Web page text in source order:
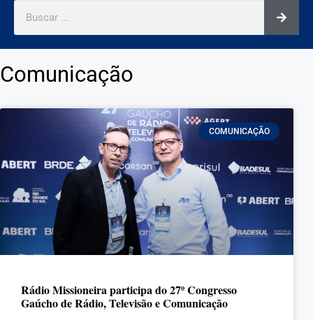
Comunicação
COMUNICAÇÃO
Rádio Missioneira participa do 27º Congresso
Gaúcho de Rádio, Televisão e Comunicação